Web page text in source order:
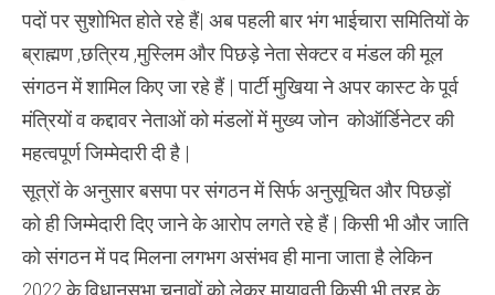
पदों पर सुशोभित होते रहे हैं| अब पहली बार भंग भाईचारा समितियों के
ब्राह्मण ,छत्रिय ,मुस्लिम और पिछड़े नेता सेक्टर व मंडल की मूल
संगठन में शामिल किए जा रहे हैं | पार्टी मुखिया ने अपर कास्ट के पूर्व
मंत्रियों व कद्दावर नेताओं को मंडलों में मुख्य जोन कोऑर्डिनेटर की
महत्वपूर्ण जिम्मेदारी दी है |
सूत्रों के अनुसार बसपा पर संगठन में सिर्फ अनुसूचित और पिछड़ों
को ही जिम्मेदारी दिए जाने के आरोप लगते रहे हैं | किसी भी और जाति
को संगठन में पद मिलना लगभग असंभव ही माना जाता है लेकिन
2022 के विधानसभा चुनावों को लेकर मायावती किसी भी तरह के